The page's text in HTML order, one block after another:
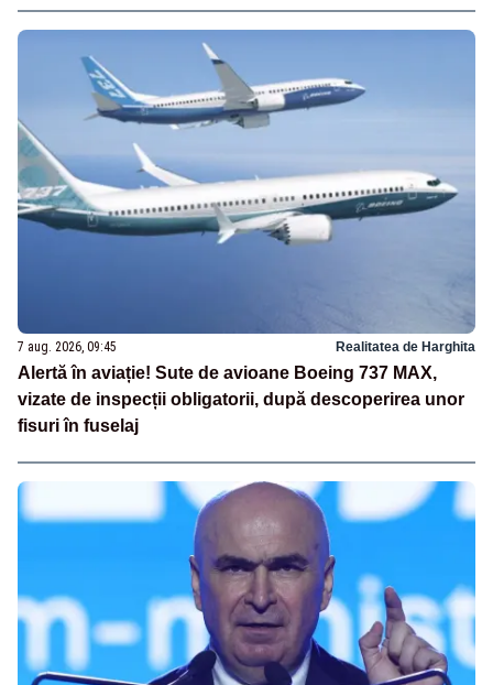
7 aug. 2026, 09:45 Realitatea de Harghita
Alertă în aviație! Sute de avioane Boeing 737 MAX,
vizate de inspecții obligatorii, după descoperirea unor
fisuri în fuselaj